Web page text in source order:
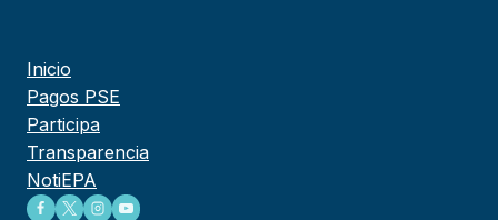
Inicio
Pagos PSE
Participa
Transparencia
NotiEPA